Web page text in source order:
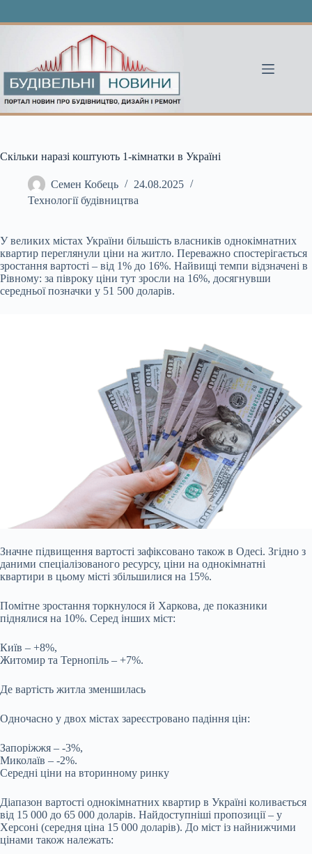
Скільки наразі коштують 1-кімнатки в Україні
Семен Кобець
24.08.2025
Технології будівництва
У великих містах України більшість власників однокімнатних
квартир переглянули ціни на житло. Переважно спостерігається
зростання вартості – від 1% до 16%. Найвищі темпи відзначені в
Рівному: за півроку ціни тут зросли на 16%, досягнувши
середньої позначки у 51 500 доларів.
Значне підвищення вартості зафіксовано також в Одесі. Згідно з
даними спеціалізованого ресурсу, ціни на однокімнатні
квартири в цьому місті збільшилися на 15%.
Помітне зростання торкнулося й Харкова, де показники
піднялися на 10%. Серед інших міст:
Київ – +8%,
Житомир та Тернопіль – +7%.
Де вартість житла зменшилась
Одночасно у двох містах зареєстровано падіння цін:
Запоріжжя – -3%,
Миколаїв – -2%.
Середні ціни на вторинному ринку
Діапазон вартості однокімнатних квартир в Україні коливається
від 15 000 до 65 000 доларів. Найдоступніші пропозиції – у
Херсоні (середня ціна 15 000 доларів). До міст із найнижчими
цінами також належать: